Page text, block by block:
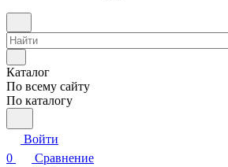
Каталог
По всему сайту
По каталогу
Войти
0
Сравнение